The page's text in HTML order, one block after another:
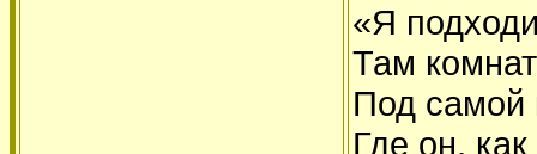
«Я
Там
Под
Где он,